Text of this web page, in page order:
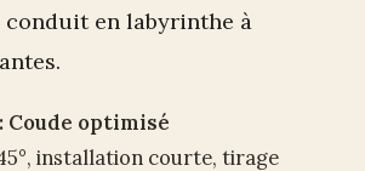
en labyrinthe à
Coude optimisé
installation courte, tirage